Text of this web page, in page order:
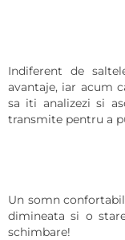
Indiferent de
avantaje, iar acum
sa iti analizezi si
transmite pentru a
Un somn
dimineata si o
schimbare!